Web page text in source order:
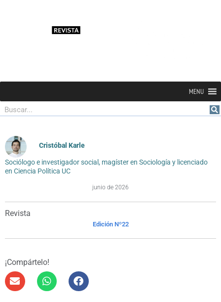
MENU
Buscar
Cristóbal Karle
Sociólogo e investigador social, magíster en Sociología y licenciado
en Ciencia Política UC
junio de 2026
Revista
Edición Nº22
¡Compártelo!